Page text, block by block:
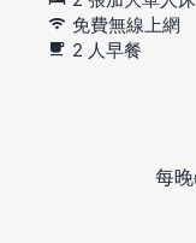
免費無線上網
2 人早餐
每晚